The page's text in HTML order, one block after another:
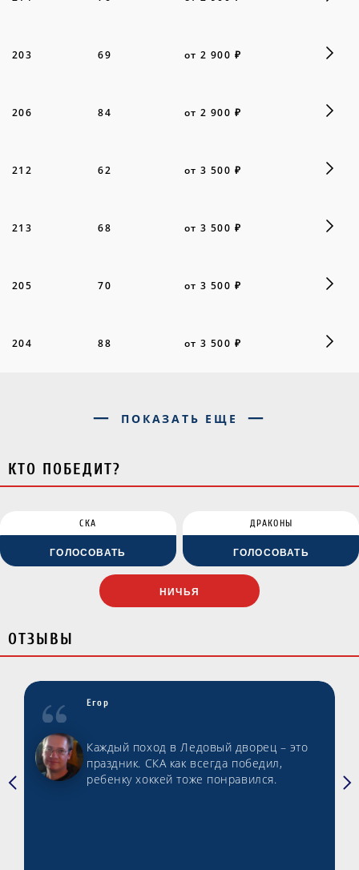
203 69 от 2 900 ₽
206 84 от 2 900 ₽
212 62 от 3 500 ₽
213 68 от 3 500 ₽
205 70 от 3 500 ₽
204 88 от 3 500 ₽
ПОКАЗАТЬ ЕЩЕ
КТО ПОБЕДИТ?
СКА
ГОЛОСОВАТЬ
НИЧЬЯ
ДРАКОНЫ
ГОЛОСОВАТЬ
ОТЗЫВЫ
Егор
Каждый поход в Ледовый дворец – это
праздник. СКА как всегда победил,
ребенку хоккей тоже понравился.